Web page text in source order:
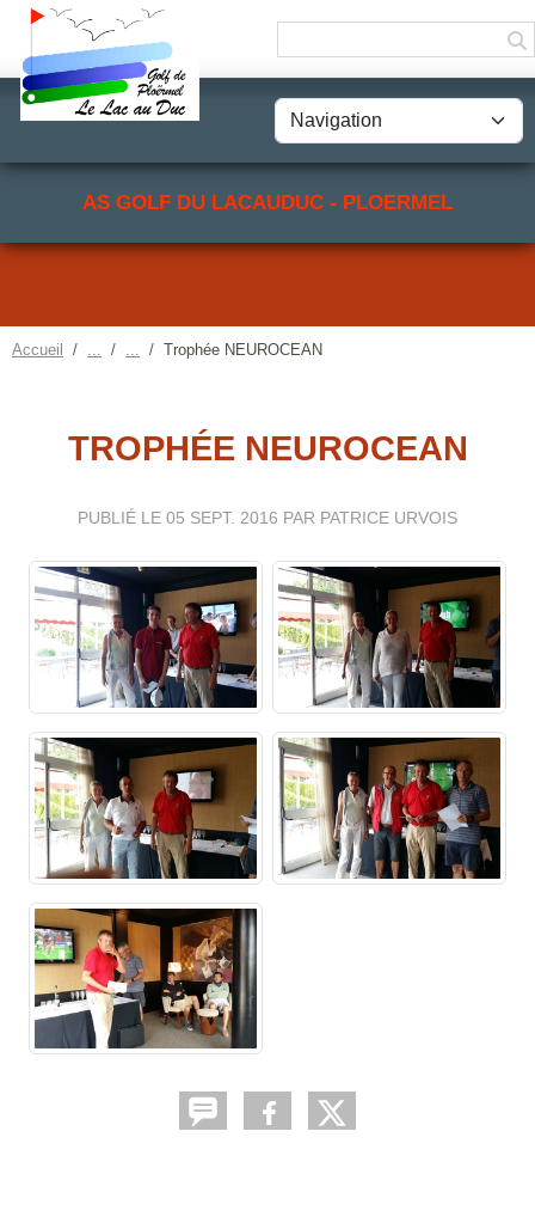
AS GOLF DU LACAUDUC - PLOERMEL
Accueil Trophée NEUROCEAN
TROPHÉE NEUROCEAN
PUBLIÉ LE 05 SEPT. 2016 PAR PATRICE URVOIS
Panneau de gestion des cookies